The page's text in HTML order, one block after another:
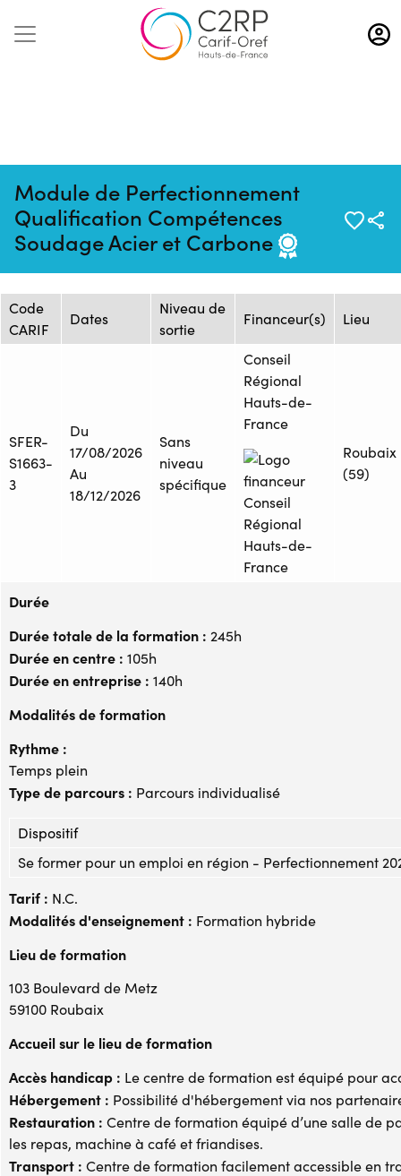
Aller
au
contenu
Module de Perfectionnement
Qualification Compétences
Soudage Acier et Carbone
Mise à jour :
17/06/2026
Formation :
26266546F
Source : FRESC - Site Beau
Chêne AREP/UFA
Session de formation
Code
CARIF
Dates
Niveau de
sortie
Financeur(s) Lieu
SFER-
S1663-
3
Du
17/08/2026
Au
18/12/2026
Sans
niveau
spécifique
Conseil
Régional
Hauts-de-
France
Roubaix
(59)
Durée
Durée totale de la formation : 245h
Durée en centre : 105h
Durée en entreprise : 140h
Modalités de formation
Rythme :
Temps plein
Type de parcours : Parcours individualisé
Dispositif
Se former pour un emploi en région - Perfectionnement
Tarif : N.C.
Modalités d'enseignement : Formation hybride
Lieu de formation
103 Boulevard de Metz
59100 Roubaix
Accueil sur le lieu de formation
Accès handicap : Le centre de formation est équipé pour
Hébergement : Possibilité d'hébergement via nos
Restauration : Centre de formation équipé d’une salle de
les repas, machine à café et friandises.
Transport : Centre de formation facilement accessible en